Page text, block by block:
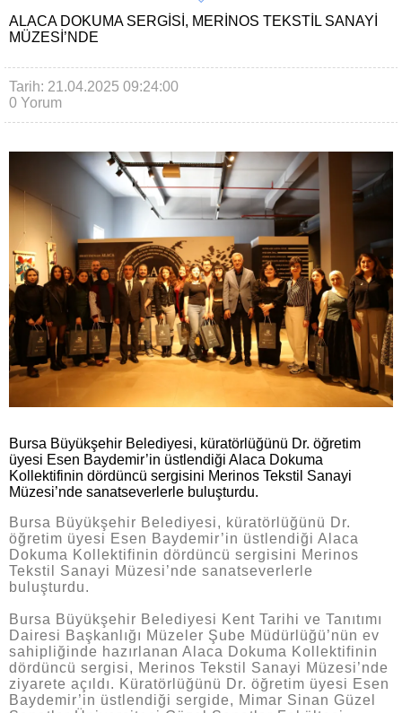
ALACA DOKUMA SERGISI, MERINOS TEKSTIL SANAYI
MÜZESI’NDE
Tarih: 21.04.2025 09:24:00
0 Yorum
Bursa Büyükşehir Belediyesi, küratörlüğünü Dr. öğretim
üyesi Esen Baydemir’in üstlendiği Alaca Dokuma
Kollektifinin dördüncü sergisini Merinos Tekstil Sanayi
Müzesi’nde sanatseverlerle buluşturdu.
Bursa Büyükşehir Belediyesi, küratörlüğünü Dr.
öğretim üyesi Esen Baydemir’in üstlendiği Alaca
Dokuma Kollektifinin dördüncü sergisini Merinos
Tekstil Sanayi Müzesi’nde sanatseverlerle
buluşturdu.
Bursa Büyükşehir Belediyesi Kent Tarihi ve Tanıtımı
Dairesi Başkanlığı Müzeler Şube Müdürlüğü’nün ev
sahipliğinde hazırlanan Alaca Dokuma Kollektifinin
dördüncü sergisi, Merinos Tekstil Sanayi Müzesi’nde
ziyarete açıldı. Küratörlüğünü Dr. öğretim üyesi Esen
Baydemir’in üstlendiği sergide, Mimar Sinan Güzel